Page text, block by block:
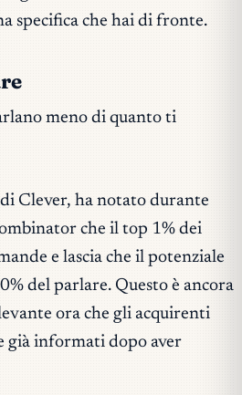
specifica che hai di fronte.
meno di quanto ti
Clever, ha notato durante
che il top 1% dei
e lascia che il potenziale
del parlare. Questo è ancora
ora che gli acquirenti
già informati dopo aver